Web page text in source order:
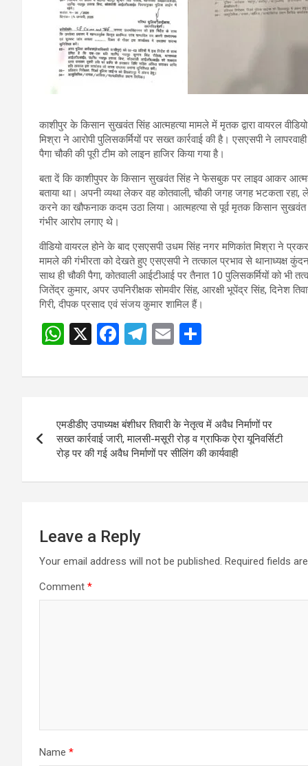
काशीपुर के किसान सुखवंत सिंह आत्महत्या मामले में मृतक द्वारा वायरल
मिश्रा ने आरोपी पुलिसकर्मियों पर सख्त कार्रवाई की है। एसएसपी ने
पैगा चौकी की पूरी टीम को लाइन हाजिर किया गया है।
बता दें कि काशीपुपर के किसान सुखवंत सिंह ने फेसबुक पर लाइव आकर
बताया था। अपनी व्यथा लेकर वह कोतवाली, चौकी जगह जगह भटकता
करने का खौफनाक कदम उठा लिया। आत्महत्या से पूर्व मृतक किसान सुखवंत
गंभीर आरोप लगाए थे।
वीडियो वायरल होने के बाद एसएसपी उधम सिंह नगर मणिकांत मिश्रा ने
मामले की गंभीरता को देखते हुए एसएसपी ने तत्काल प्रभाव से थानाध्यक्ष
साथ ही चौकी पैगा, कोतवाली आईटीआई पर तैनात 10 पुलिसकर्मियों को भी
जितेंद्र कुमार, अपर उपनिरीक्षक सोमवीर सिंह, आरक्षी भूपेंद्र सिंह, दिनेश
गिरी, दीपक प्रसाद एवं संजय कुमार शामिल हैं।
Post
W
at
A
p
p
X
F
ce
o
o
k
T
e
a
m
E
ail ar
navigation
एमडीडीए उपाध्यक्ष बंशीधर तिवारी के नेतृत्व में अवैध निर्माणों पर
सख्त कार्रवाई जारी, मालसी-मसूरी रोड़ व ग्राफिक ऐरा यूनिवर्सिटी
रोड़ पर की गई अवैध निर्माणों पर सीलिंग की कार्यवाही
Leave a Reply
Your email address will not be published. Required fields
Comment *
Name *